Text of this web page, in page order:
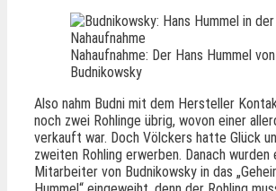
Nahaufnahme: Der Hans Hummel von
Budnikowsky
Also nahm Budni mit dem Hersteller
noch zwei Rohlinge übrig, wovon einer
verkauft war. Doch Völckers hatte Glück
zweiten Rohling erwerben. Danach wurden
Mitarbeiter von Budnikowsky in das